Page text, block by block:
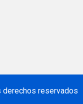
derechos reservados